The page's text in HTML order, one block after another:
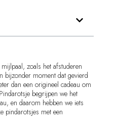
zoals het afstuderen
bijzonder moment dat gevierd
dan een origineel cadeau om
begrijpen we het
en daarom hebben we iets
pindarotsjes met een